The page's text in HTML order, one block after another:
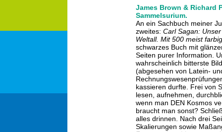
James Brown & Richard
Sammelsurium.
An ein Sachbuch meiner
zweites: Carl Sagan:
Weltall. Mit 500 meist
schwarzes Buch mit
Seiten purer Information.
wahrscheinlich bitterste
(abgesehen von Latein-
kassieren durfte. Frei von
lesen, aufnehmen,
wenn man DEN Kosmos
braucht man sonst?
alles drinnen. Nach drei
Skalierungen sowie